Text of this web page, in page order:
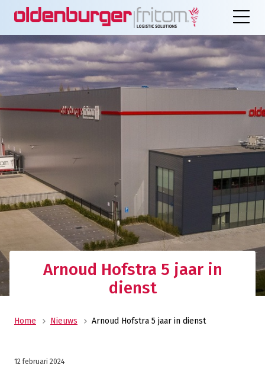
Arnoud Hofstra 5 jaar in
dienst
Home Nieuws Arnoud Hofstra 5 jaar in dienst
12 februari 2024